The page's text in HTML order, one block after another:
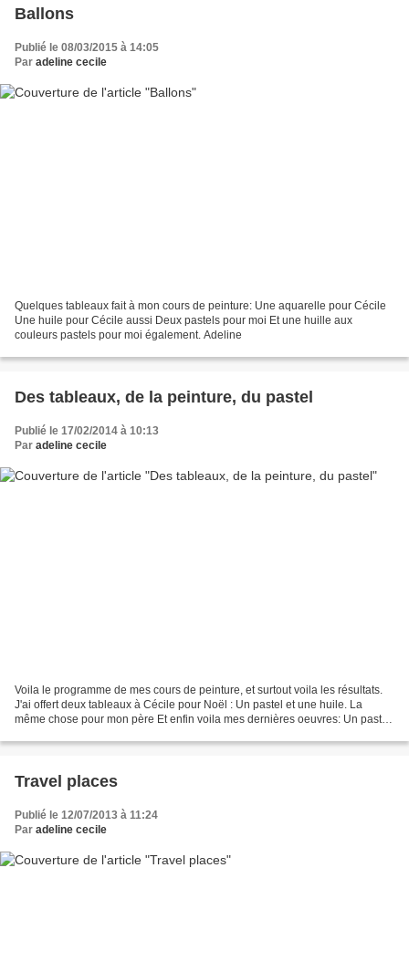
Ballons
Publié le 08/03/2015 à 14:05
Par adeline cecile
Quelques tableaux fait à mon cours de peinture: Une aquarelle pour Cécile
Une huile pour Cécile aussi Deux pastels pour moi Et une huille aux
couleurs pastels pour moi également. Adeline
Des tableaux, de la peinture, du pastel
Publié le 17/02/2014 à 10:13
Par adeline cecile
Voila le programme de mes cours de peinture, et surtout voila les résultats.
J'ai offert deux tableaux à Cécile pour Noël : Un pastel et une huile. La
même chose pour mon père Et enfin voila mes dernières oeuvres: Un pastel
Travel places
Publié le 12/07/2013 à 11:24
Par adeline cecile